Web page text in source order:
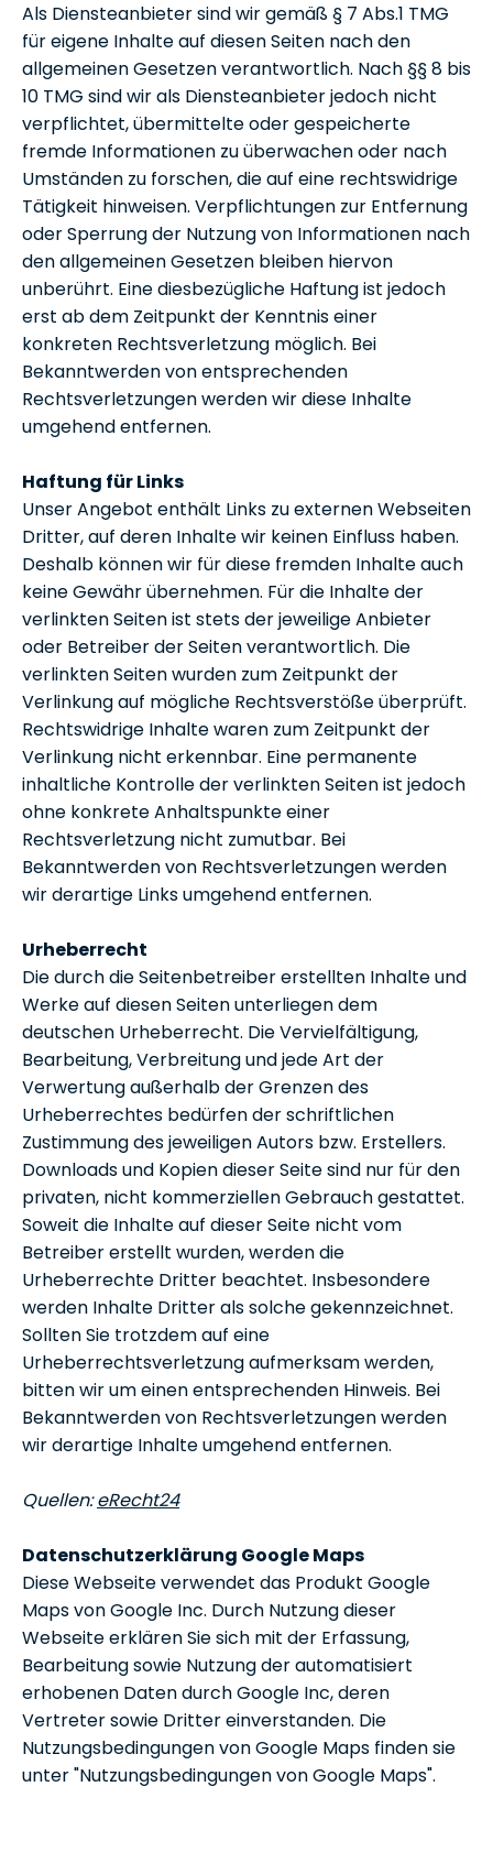
Als Diensteanbieter sind wir gemäß § 7 Abs.1 TMG
für eigene Inhalte auf diesen Seiten nach den
allgemeinen Gesetzen verantwortlich. Nach §§ 8 bis
10 TMG sind wir als Diensteanbieter jedoch nicht
verpflichtet, übermittelte oder gespeicherte
fremde Informationen zu überwachen oder nach
Umständen zu forschen, die auf eine rechtswidrige
Tätigkeit hinweisen. Verpflichtungen zur Entfernung
oder Sperrung der Nutzung von Informationen nach
den allgemeinen Gesetzen bleiben hiervon
unberührt. Eine diesbezügliche Haftung ist jedoch
erst ab dem Zeitpunkt der Kenntnis einer
konkreten Rechtsverletzung möglich. Bei
Bekanntwerden von entsprechenden
Rechtsverletzungen werden wir diese Inhalte
umgehend entfernen.
Haftung für Links
Unser Angebot enthält Links zu externen Webseiten
Dritter, auf deren Inhalte wir keinen Einfluss haben.
Deshalb können wir für diese fremden Inhalte auch
keine Gewähr übernehmen. Für die Inhalte der
verlinkten Seiten ist stets der jeweilige Anbieter
oder Betreiber der Seiten verantwortlich. Die
verlinkten Seiten wurden zum Zeitpunkt der
Verlinkung auf mögliche Rechtsverstöße überprüft.
Rechtswidrige Inhalte waren zum Zeitpunkt der
Verlinkung nicht erkennbar. Eine permanente
inhaltliche Kontrolle der verlinkten Seiten ist jedoch
ohne konkrete Anhaltspunkte einer
Rechtsverletzung nicht zumutbar. Bei
Bekanntwerden von Rechtsverletzungen werden
wir derartige Links umgehend entfernen.
Urheberrecht
Die durch die Seitenbetreiber erstellten Inhalte und
Werke auf diesen Seiten unterliegen dem
deutschen Urheberrecht. Die Vervielfältigung,
Bearbeitung, Verbreitung und jede Art der
Verwertung außerhalb der Grenzen des
Urheberrechtes bedürfen der schriftlichen
Zustimmung des jeweiligen Autors bzw. Erstellers.
Downloads und Kopien dieser Seite sind nur für den
privaten, nicht kommerziellen Gebrauch gestattet.
Soweit die Inhalte auf dieser Seite nicht vom
Betreiber erstellt wurden, werden die
Urheberrechte Dritter beachtet. Insbesondere
werden Inhalte Dritter als solche gekennzeichnet.
Sollten Sie trotzdem auf eine
Urheberrechtsverletzung aufmerksam werden,
bitten wir um einen entsprechenden Hinweis. Bei
Bekanntwerden von Rechtsverletzungen werden
wir derartige Inhalte umgehend entfernen.
Quellen:eRecht24
Datenschutzerklärung Google Maps
Diese Webseite verwendet das Produkt Google
Maps von Google Inc. Durch Nutzung dieser
Webseite erklären Sie sich mit der Erfassung,
Bearbeitung sowie Nutzung der automatisiert
erhobenen Daten durch Google Inc, deren
Vertreter sowie Dritter einverstanden. Die
Nutzungsbedingungen von Google Maps finden sie
unter "Nutzungsbedingungen von Google Maps".